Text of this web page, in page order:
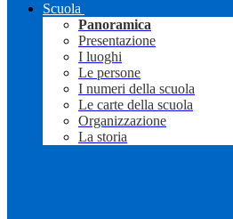
Scuola
Panoramica
Presentazione
I luoghi
Le persone
I numeri della scuola
Le carte della scuola
Organizzazione
La storia